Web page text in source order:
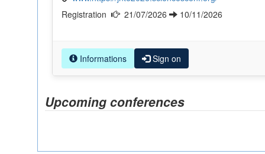
21/07/2026 10/11/2026
Informations Sign on
Upcoming conferences